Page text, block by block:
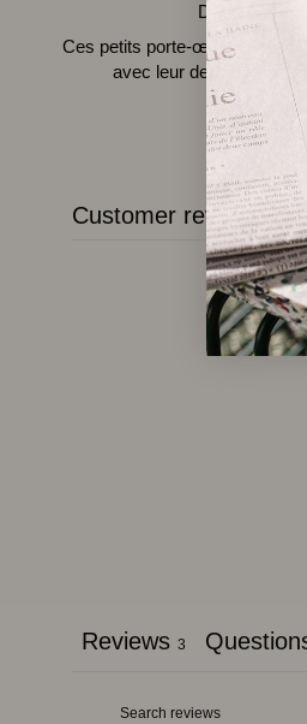
DE PETIT-
Ces petits porte-œufs en bois
avec leur design simple
Customer reviews
Reviews 3